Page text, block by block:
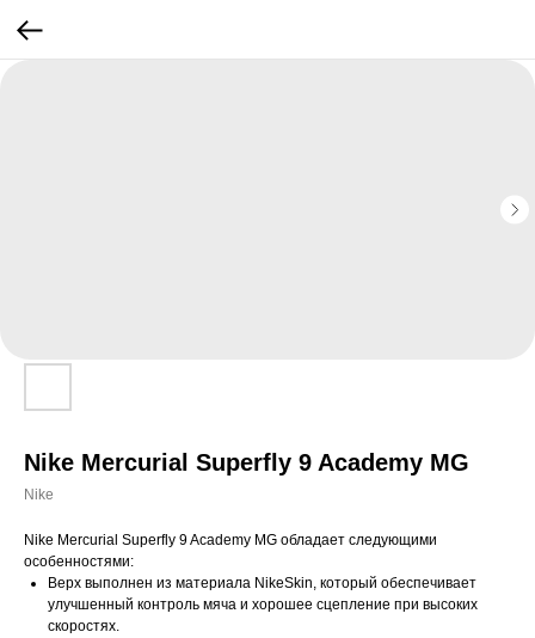
Nike Mercurial Superfly 9 Academy MG
Nike
Nike Mercurial Superfly 9 Academy MG обладает следующими
особенностями:
Верх выполнен из материала NikeSkin, который обеспечивает
улучшенный контроль мяча и хорошее сцепление при высоких
скоростях.